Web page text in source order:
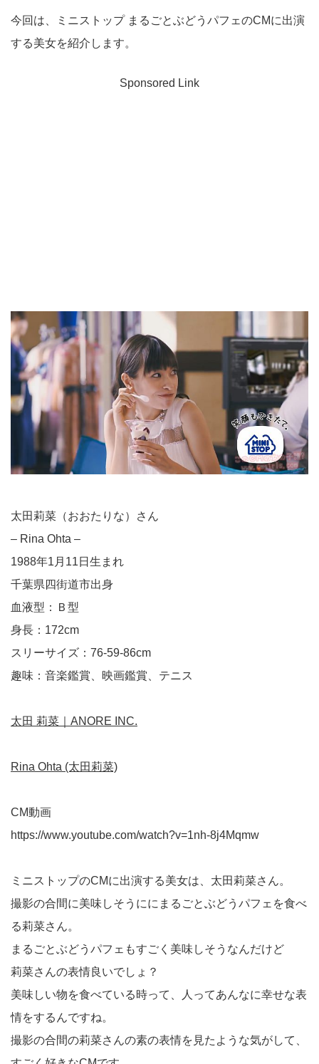
今回は、ミニストップ まるごとぶどうパフェのCMに出演
する美女を紹介します。
Sponsored Link
太田莉菜（おおたりな）さん
– Rina Ohta –
1988年1月11日生まれ
千葉県四街道市出身
血液型：Ｂ型
身長：172cm
スリーサイズ：76-59-86cm
趣味：音楽鑑賞、映画鑑賞、テニス
太田 莉菜｜ANORE INC.
Rina Ohta (太田莉菜)
CM動画
https://www.youtube.com/watch?v=1nh-8j4Mqmw
ミニストップのCMに出演する美女は、太田莉菜さん。
撮影の合間に美味しそうににまるごとぶどうパフェを食べ
る莉菜さん。
まるごとぶどうパフェもすごく美味しそうなんだけど
莉菜さんの表情良いでしょ？
美味しい物を食べている時って、人ってあんなに幸せな表
情をするんですね。
撮影の合間の莉菜さんの素の表情を見たような気がして、